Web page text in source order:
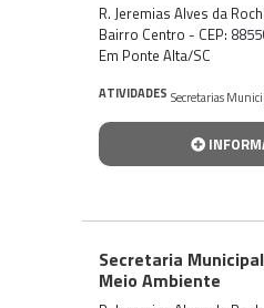
R. Jeremias Alves da
Bairro Centro - CEP:
Em Ponte Alta/SC
ATIVIDADES Secretarias
Secretaria
Meio Ambiente